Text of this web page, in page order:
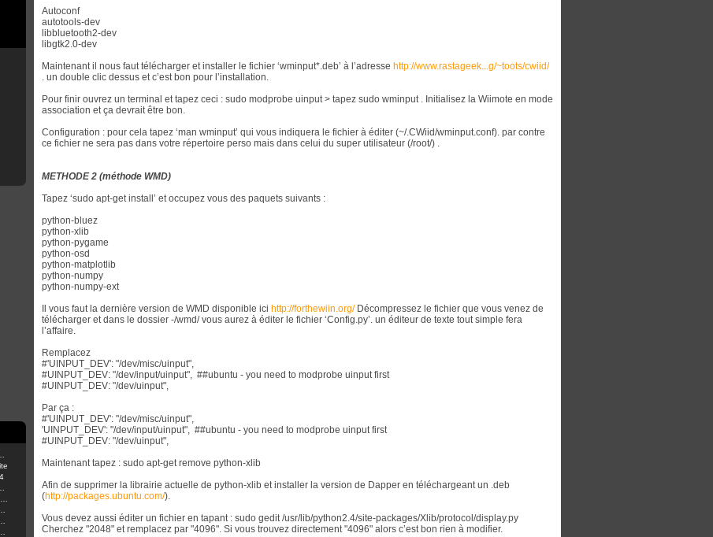
Autoconf
autotools-dev
libbluetooth2-dev
libgtk2.0-dev
Maintenant il nous faut télécharger et installer le fichier ‘wminput*.deb’ à l’adresse http://www.rastageek...g/~toots/cwiid/
. un double clic dessus et c’est bon pour l’installation.
Pour finir ouvrez un terminal et tapez ceci : sudo modprobe uinput > tapez sudo wminput . Initialisez la Wiimote en mode
association et ça devrait être bon.
Configuration : pour cela tapez ‘man wminput’ qui vous indiquera le fichier à éditer (~/.CWiid/wminput.conf). par contre
ce fichier ne sera pas dans votre répertoire perso mais dans celui du super utilisateur (/root/) .
METHODE 2 (méthode WMD)
Tapez ‘sudo apt-get install’ et occupez vous des paquets suivants :
python-bluez
python-xlib
python-pygame
python-osd
python-matplotlib
python-numpy
python-numpy-ext
Il vous faut la dernière version de WMD disponible ici http://forthewiin.org/Décompressez le fichier que vous venez de
télécharger et dans le dossier -/wmd/ vous aurez à éditer le fichier ‘Config.py’. un éditeur de texte tout simple fera
l’affaire.
Remplacez
#'UINPUT_DEV': "/dev/misc/uinput",
#UINPUT_DEV: "/dev/input/uinput", ##ubuntu - you need to modprobe uinput first
#UINPUT_DEV: "/dev/uinput",
Par ça :
#'UINPUT_DEV': "/dev/misc/uinput",
'UINPUT_DEV': "/dev/input/uinput", ##ubuntu - you need to modprobe uinput first
#UINPUT_DEV: "/dev/uinput",
Maintenant tapez : sudo apt-get remove python-xlib
Afin de supprimer la librairie actuelle de python-xlib et installer la version de Dapper en téléchargeant un .deb
(http://packages.ubuntu.com/).
Vous devez aussi éditer un fichier en tapant : sudo gedit /usr/lib/python2.4/site-packages/Xlib/protocol/display.py
Cherchez "2048" et remplacez par "4096". Si vous trouvez directement "4096" alors c’est bon rien à modifier.